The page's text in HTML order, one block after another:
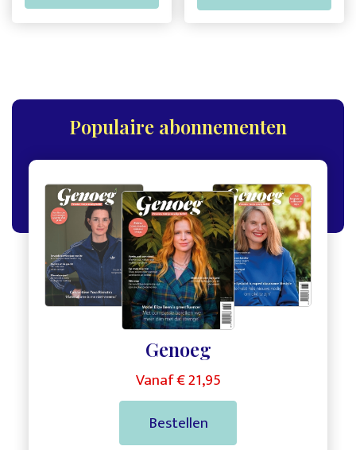
Populaire abonnementen
,,
Genoeg
Vanaf € 21,95
Bestellen